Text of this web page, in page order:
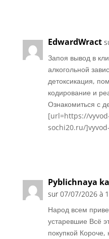
EdwardWract
Запоя вывод в
алкогольной
детоксикация,
кодирование и
Ознакомиться с
[url=https://
sochi20.ru/
Pyblichnaya
sur 07/07/2026 à
Народ всем
устаревшие Всё
покупкой